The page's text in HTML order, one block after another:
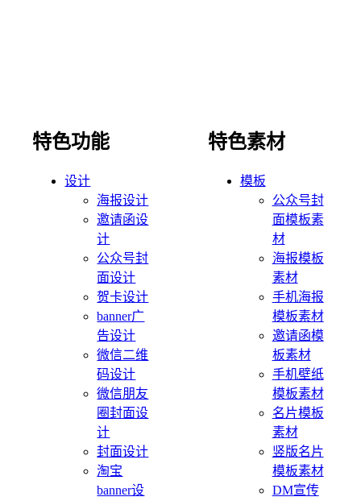
特色功能
设计
海报设计
邀请函设
计
公众号封
面设计
贺卡设计
banner广
告设计
微信二维
码设计
微信朋友
圈封面设
计
封面设计
淘宝
banner设
特色素材
模板
公众号封
面模板素
材
海报模板
素材
手机海报
模板素材
邀请函模
板素材
手机壁纸
模板素材
名片模板
素材
竖版名片
模板素材
DM宣传